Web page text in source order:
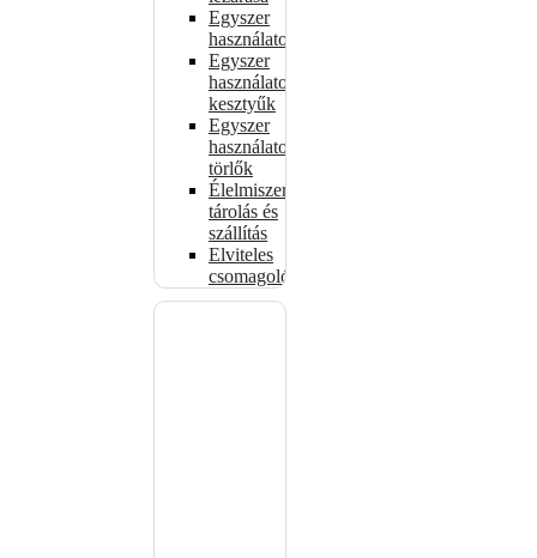
Egyszer
használatos
Egyszer
használatos
kesztyűk
Egyszer
használatos
törlők
Élelmiszer-
tárolás és
szállítás
Elviteles
csomagolóanyagok